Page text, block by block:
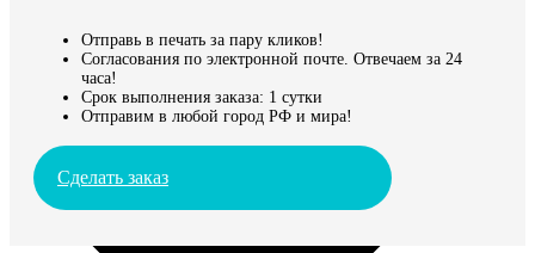
Отправь в печать за пару кликов!
Согласования по электронной почте. Отвечаем за 24
часа!
Срок выполнения заказа: 1 сутки
Отправим в любой город РФ и мира!
Сделать заказ